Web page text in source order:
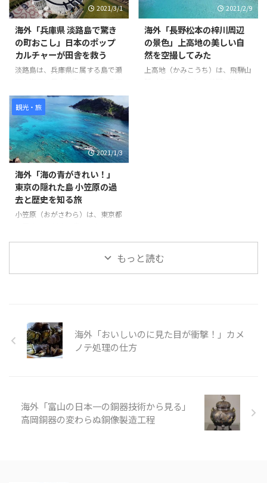
な飲食店街、住宅地、商店街など
を通り抜けています。 また、途
中で可愛らしい猫も登場します。
ビデオの最後にはJR大井町西口
に到着しています。 このビデオ
を通じて、大井町の様々な場所や
世界の反応
2021/3/1
海外「兵庫県 淡路島で驚き
の町おこし」日本のポップ
カルチャーが田舎を救う
淡路島は、兵庫県に属する島で瀬
県明石市にかかる世界最長のつり
橋「明石海峡大橋」を車やバスを
使って渡る。そこには畑がある素
朴な風景に、突如ハローキティー
ショーボックスが出現するのだ。
ハローキティーショーボックス
は、ショーを見ながら食事を楽し
むことができる空間で、ここでは
ビーガン料理が頂ける。他にもこ
こ淡路島には、人気キャラクター
とコラボした空間が存在してい
が田舎を救う」の様子を見てみま
...
2021/2/9
海外「長野松本の梓川周辺
の景色」上高地の美しい自
然を空撮してみた
上高地（かみこうち）は、飛騨山
観光・旅
2021/1/3
海外「海の青がきれい！」
東京の隠れた島 小笠原の過
去と歴史を知る旅
小笠原（おがさわら）は、東京都
る。たくさんある島の中で人が住
んでいるのは母島、父島で、フェ
ガイドをつける必要がある。今回
の旅は、小笠原の歴史についても
触れている。また、自然保護のた
め、靴についた砂や種を落とす必
小笠原」の様子を見てみましょ
う。 引 ...
もっと読む
海外「おいしいのに見た目が衝撃！」カメ
ノテ処理の仕方
海外「富山の日本一の銅器技術から見る」
高岡銅器の変わらぬ銅像製造工程